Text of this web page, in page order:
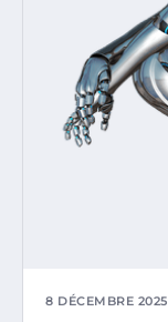
8 DÉCEMBRE 2025